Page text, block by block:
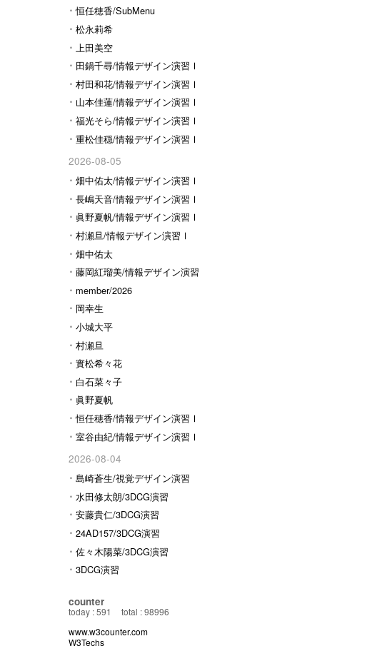
恒任穂香/SubMenu
松永莉希
上田美空
田鍋千尋/情報デザイン演習Ⅰ
村田和花/情報デザイン演習Ⅰ
山本佳蓮/情報デザイン演習Ⅰ
福光そら/情報デザイン演習Ⅰ
重松佳穏/情報デザイン演習Ⅰ
2026-08-05
畑中佑太/情報デザイン演習Ⅰ
長嶋天音/情報デザイン演習Ⅰ
眞野夏帆/情報デザイン演習Ⅰ
村瀬旦/情報デザイン演習Ⅰ
畑中佑太
藤岡紅瑠美/情報デザイン演習
Ⅰ member/2026
岡幸生
小城大平
村瀬旦
實松希々花
白石菜々子
眞野夏帆
恒任穂香/情報デザイン演習Ⅰ
室谷由紀/情報デザイン演習Ⅰ
2026-08-04
島崎蒼生/視覚デザイン演習
水田修太朗/3DCG演習
安藤貴仁/3DCG演習
24AD157/3DCG演習
佐々木陽菜/3DCG演習
3DCG演習
counter
today : 591
total : 98996
www.w3counter.com
W3Techs